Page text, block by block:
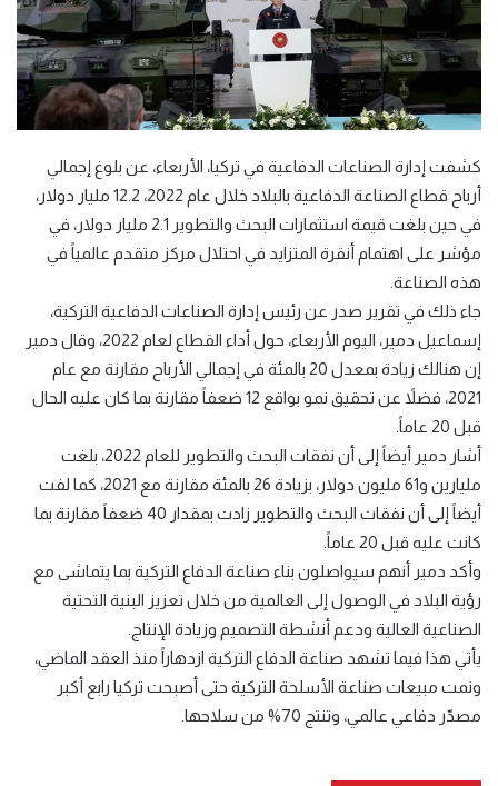
كشفت إدارة الصناعات الدفاعية في تركيا، الأربعاء، عن بلوغ إجمالي
أرباح قطاع الصناعة الدفاعية بالبلاد خلال عام 2022، 12.2 مليار دولار،
في حين بلغت قيمة استثمارات البحث والتطوير 2.1 مليار دولار، في
مؤشر على اهتمام أنقرة المتزايد في احتلال مركز متقدم عالمياً في
هذه الصناعة.
جاء ذلك في تقرير صدر عن رئيس إدارة الصناعات الدفاعية التركية،
إسماعيل دمير، اليوم الأربعاء، حول أداء القطاع لعام 2022، وقال دمير
إن هنالك زيادة بمعدل 20 بالمئة في إجمالي الأرباح مقارنة مع عام
2021، فضلاً عن تحقيق نمو بواقع 12 ضعفاً مقارنة بما كان عليه الحال
قبل 20 عاماً.
أشار دمير أيضاً إلى أن نفقات البحث والتطوير للعام 2022، بلغت
مليارين و61 مليون دولار، بزيادة 26 بالمئة مقارنة مع 2021، كما لفت
أيضاً إلى أن نفقات البحث والتطوير زادت بمقدار 40 ضعفاً مقارنة بما
كانت عليه قبل 20 عاماً.
وأكد دمير أنهم سيواصلون بناء صناعة الدفاع التركية بما يتماشى مع
رؤية البلاد في الوصول إلى العالمية من خلال تعزيز البنية التحتية
الصناعية العالية ودعم أنشطة التصميم وزيادة الإنتاج.
يأتي هذا فيما تشهد صناعة الدفاع التركية ازدهاراً منذ العقد الماضي،
ونمت مبيعات صناعة الأسلحة التركية حتى أصبحت تركيا رابع أكبر
مصدّر دفاعي عالمي، وتنتج 70% من سلاحها.